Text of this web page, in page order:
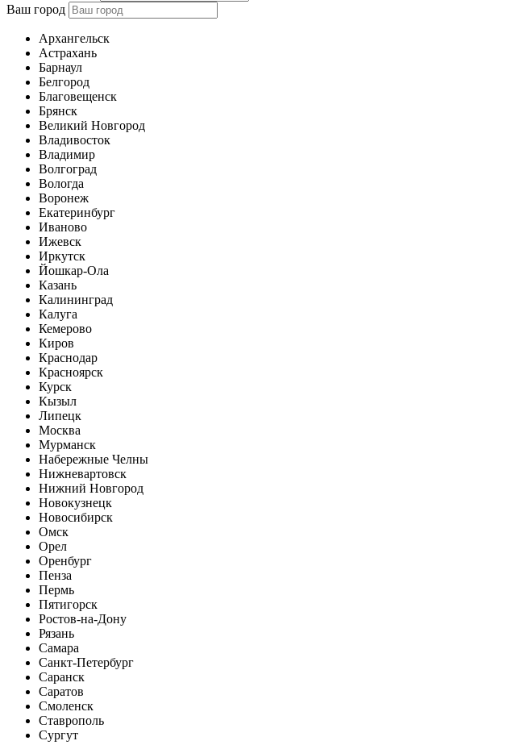
Ваш город
Архангельск
Астрахань
Барнаул
Белгород
Благовещенск
Брянск
Великий Новгород
Владивосток
Владимир
Волгоград
Вологда
Воронеж
Екатеринбург
Иваново
Ижевск
Иркутск
Йошкар-Ола
Казань
Калининград
Калуга
Кемерово
Киров
Краснодар
Красноярск
Курск
Кызыл
Липецк
Москва
Мурманск
Набережные Челны
Нижневартовск
Нижний Новгород
Новокузнецк
Новосибирск
Омск
Орел
Оренбург
Пенза
Пермь
Пятигорск
Ростов-на-Дону
Рязань
Самара
Санкт-Петербург
Саранск
Саратов
Смоленск
Ставрополь
Сургут